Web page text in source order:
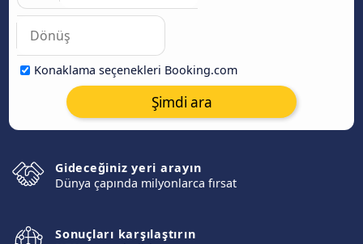
Konaklama seçenekleri Booking.com
Şimdi ara
Gideceğiniz yeri arayın
Dünya çapında milyonlarca fırsat
Sonuçları karşılaştırın